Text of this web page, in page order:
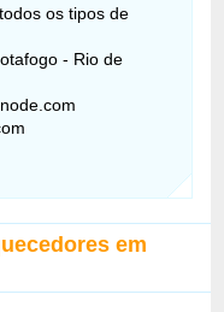
os tipos de
- Rio de
em